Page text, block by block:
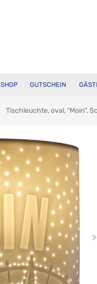
SHOP GUTSCHEIN
Tischleuchte, oval, "Moin",